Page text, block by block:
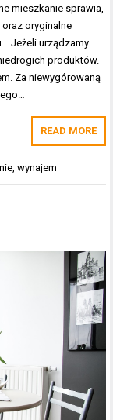
mieszkanie sprawia,
oryginalne
Jeżeli urządzamy
produktów.
Za niewygórowaną
READ MORE
,wynajem